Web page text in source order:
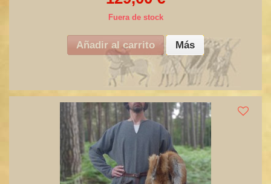
Fuera de stock
Añadir al carrito Más